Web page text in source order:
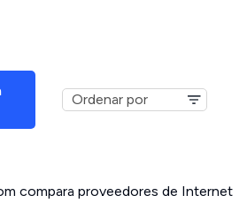
compara proveedores de Internet